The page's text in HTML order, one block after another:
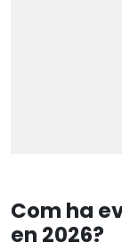
Com ha
en 2026?